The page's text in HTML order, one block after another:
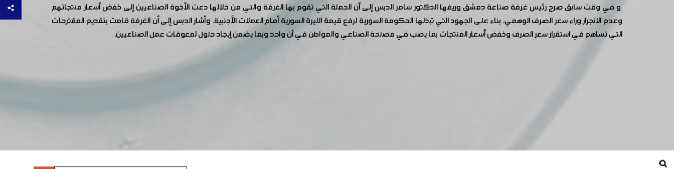
و في وقت سابق صرح رئيس غرفة صناعة دمشق وريفها الدكتور سامر الدبس إلى أن الحملة التي تقوم بها الغرفة والتي من خلالها دعت الأخوة الصناعيين إلى خفض أسعار منتجاتهم
وعدم الانجرار وراء سعر الصرف الوهمي، بناء على الجهود التي تبذلها الحكومة السورية لرفع قيمة الليرة السورية أمام العملات الأجنبية. وأشار الدبس إلى أن الغرفة قامت بتقديم المقترحات
التي تساهم في استقرار سعر الصرف وخفض أسعار المنتجات بما يصب في مصلحة الصناعي والمواطن في آن واحد وبما يضمن إيجاد حلول لمعوقات عمل الصناعيين.